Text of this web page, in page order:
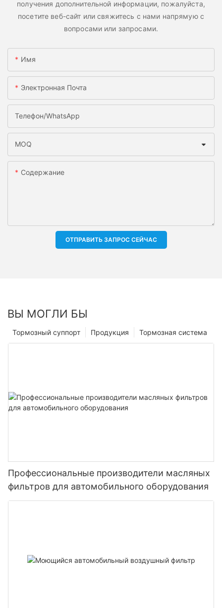
получения дополнительной информации, пожалуйста,
посетите веб-сайт или свяжитесь с нами напрямую с
вопросами или запросами.
Имя
Электронная Почта
Телефон/WhatsApp
MOQ
Содержание
ОТПРАВИТЬ ЗАПРОС СЕЙЧАС
ВЫ МОГЛИ БЫ
Тормозная система
Продукция
Тормозный суппорт
Профессиональные производители масляных
фильтров для автомобильного оборудования